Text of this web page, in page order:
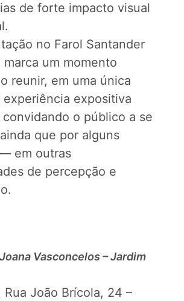
de forte impacto visual
no Farol Santander
marca um momento
reunir, em uma única
experiência expositiva
o público a se
que por alguns
em outras
de percepção e
Joana Vasconcelos – Jardim
Rua João Brícola, 24 –